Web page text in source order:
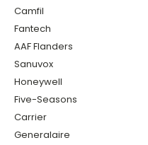
Camfil
Fantech
AAF Flanders
Sanuvox
Honeywell
Five-Seasons
Carrier
Generalaire